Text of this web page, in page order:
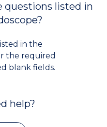
questions listed in
in the
the required
blank fields.
help?